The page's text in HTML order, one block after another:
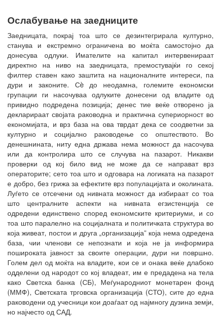
Ослабување на заедниците
Заедницата, покрај тоа што се дезинтегрирала културно,
станува и екстремно ограничена во моќта самостојно да
донесува одлуки. Имателите на капитал интервенираат
директно на ниво на заедницата, премостувајќи го секој
филтер ставен како заштита на националните интереси, па
дури и законите. Сè до неодамна, големите економски
групации ги насочуваа одлуките донесени од владите од
привидно подредена позиција; денес тие веќе отворено ја
декларираат својата раководна и практична супериорност во
економијата, и врз база на ова тврдат дека се соодветни за
културно и социјално раководење со општеството. Во
денешнината, ниту една држава нема можност да насочува
или да контролира што се случува на пазарот. Никакви
проверки од кој било вид не може да се направат врз
операторите; сето тоа што и одговара на логиката на пазарот
е добро, без грижа за ефектите врз популацијата и околината.
Луѓето се отсечени од нивната можност да избираат со тоа
што централните аспекти на нивната егзистенција се
одредени единствено според економските критериуми, и со
тоа што паралелно на социјалната и политичката структура во
која живеат, постои и друга „организација” која нема одредена
база, чии членови се непознати и која не ја информира
пошироката јавност за своите операции, дури ни површно.
Голем дел од моќта на владите, кои се и онака веќе длабоко
одделени од народот со кој владеат, им е предадена на тела
како Светска банка (СБ), Меѓународниот монетарен фонд
(ММФ), Светската трговска организација (СТО), сите до една
раководени од учесници кои доаѓаат од најмногу дузина земји,
но најчесто од САД.